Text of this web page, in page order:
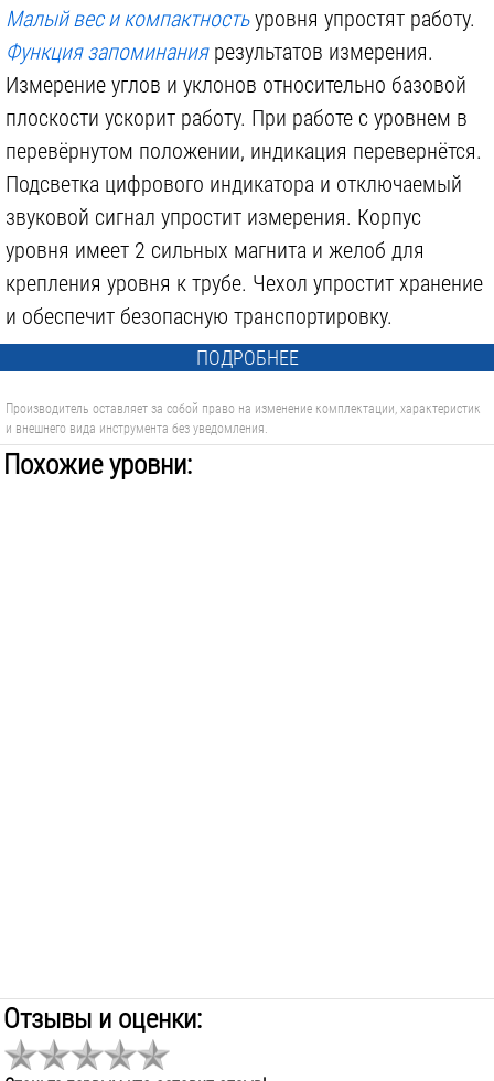
Малый вес и компактностьуровня упростят работу.
Функция запоминаниярезультатов измерения.
Измерение углов и уклонов относительно базовой
плоскости ускорит работу. При работе с уровнем в
перевёрнутом положении, индикация перевернётся.
Подсветка цифрового индикатора и отключаемый
звуковой сигнал упростит измерения. Корпус
уровня имеет 2 сильных магнита и желоб для
крепления уровня к трубе. Чехол упростит хранение
и обеспечит безопасную транспортировку.
ПОДРОБНЕЕ
Производитель оставляет за собой право на изменение комплектации, характеристик
и внешнего вида инструмента без уведомления.
Похожие уровни:
Отзывы и оценки: